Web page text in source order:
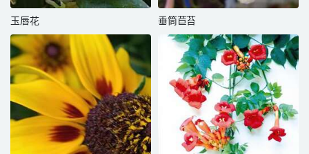
玉唇花 垂筒苣苔